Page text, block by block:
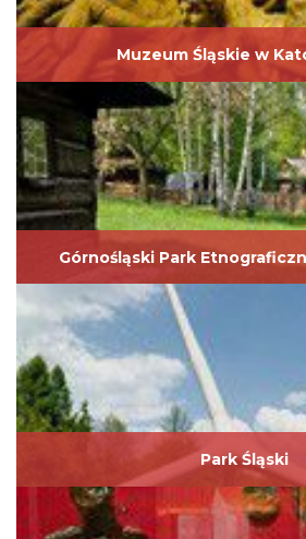
Muzeum Śląskie w
Górnośląski Park
Park Śląski